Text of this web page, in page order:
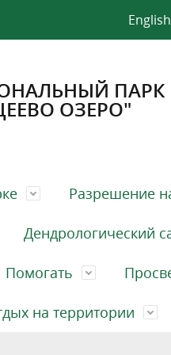
English
ПАРК
ОЗЕРО"
Разрешение
Дендрологический
Помогать
на территории